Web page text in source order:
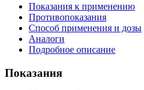
Показания к применению
Противопоказания
Способ применения и дозы
Аналоги
Подробное описание
Показания